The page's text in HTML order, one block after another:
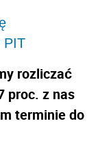
PIT
rozliczać
proc. z nas
terminie do